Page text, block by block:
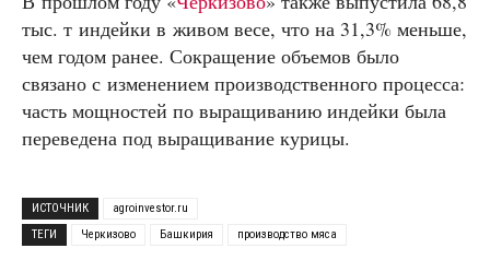
тыс. т индейки в живом весе, что на 31,3% меньше,
чем годом ранее. Сокращение объемов было
связано с изменением производственного процесса:
часть мощностей по выращиванию индейки была
переведена под выращивание курицы.
ИСТОЧНИК
agroinvestor.ru
ТЕГИ
Черкизово Башкирия производство мяса